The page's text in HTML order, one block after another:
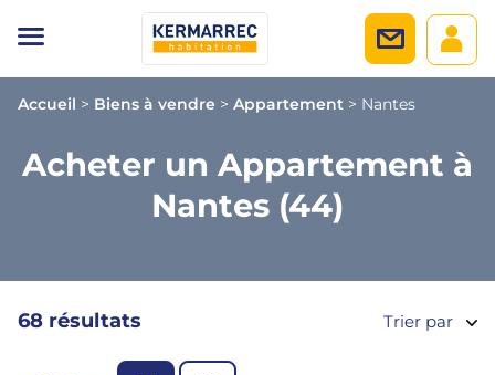
Accueil > Biens à vendre > Appartement > Nantes
Acheter un Appartement à
Nantes (44)
68 résultats Trier par